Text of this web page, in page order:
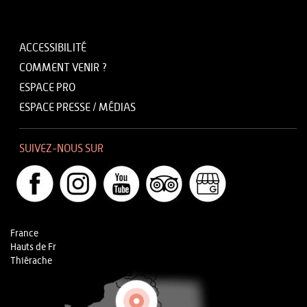
ACCESSIBILITÉ
COMMENT VENIR ?
ESPACE PRO
ESPACE PRESSE / MÉDIAS
SUIVEZ-NOUS SUR
France
Hauts de Fr
Thiérache